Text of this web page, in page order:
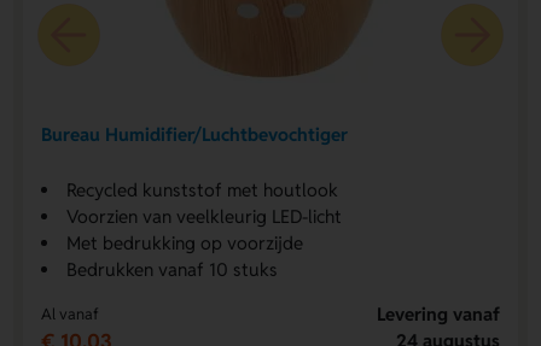
Bureau Humidifier/Luchtbevochtiger
Recycled kunststof met houtlook
Voorzien van veelkleurig LED-licht
Met bedrukking op voorzijde
Bedrukken vanaf 10 stuks
Al vanaf
Levering vanaf
24 augustus